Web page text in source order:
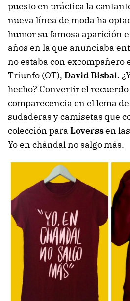
puesto en práctica la
nueva línea de moda ha
humor su famosa aparición
años en la que anunciaba
no estaba con excompañero
Triunfo (OT), David Bisbal.
hecho? Convertir el recuerdo
comparecencia en el lema
sudaderas y camisetas que
colección para Loverssen
Yo en chándal no salgo más.